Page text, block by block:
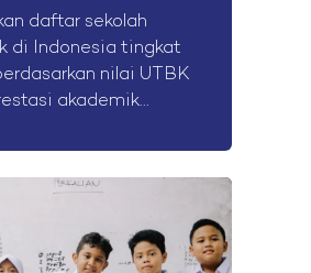
daftar sekolah
di Indonesia tingkat
nilai UTBK
akademik...